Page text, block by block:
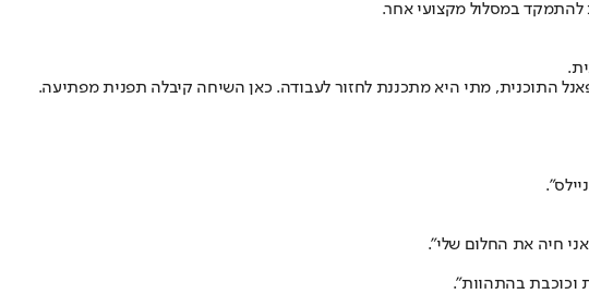
להתמקד במסלול מקצועי אחר.
התוכנית, מתי היא מתכננת לחזור לעבודה. כאן השיחה קיבלה תפנית מפתיעה.
חיה את החלום שלי".
וכוכבת בהתהוות".